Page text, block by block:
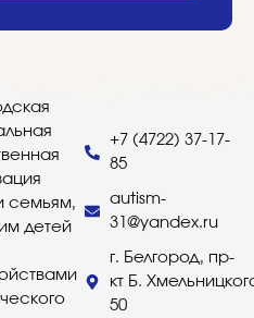
семьям,
детей
+7 (4722) 37-17-
85
autism-
31@yandex.ru
г. Белгород, пр-
кт Б.
50